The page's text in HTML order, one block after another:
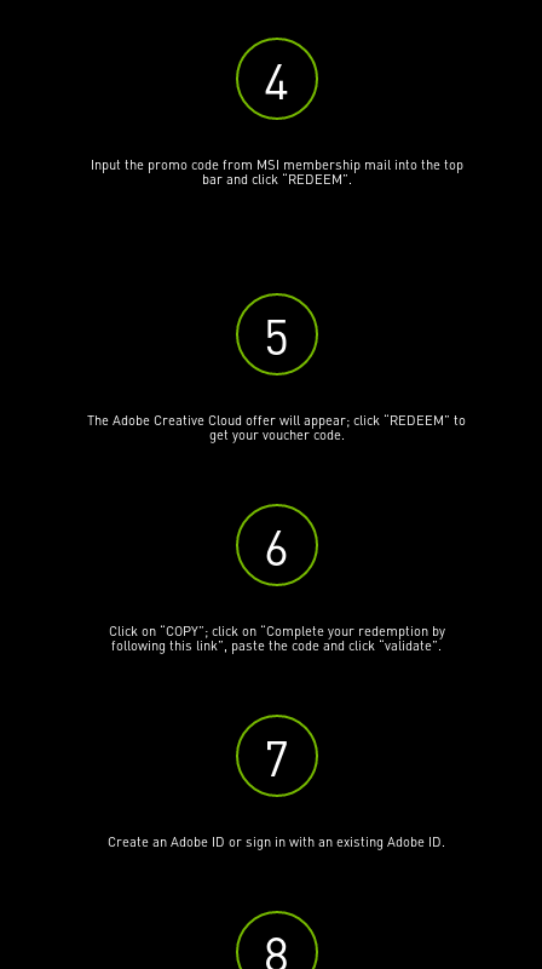
4
Input the promo code from MSI membership mail into the top
bar and click “REDEEM”.
5
The Adobe Creative Cloud offer will appear; click “REDEEM” to
get your voucher code.
6
Click on “COPY”; click on “Complete your redemption by
following this link”, paste the code and click “validate”.
7
Create an Adobe ID or sign in with an existing Adobe ID.
8